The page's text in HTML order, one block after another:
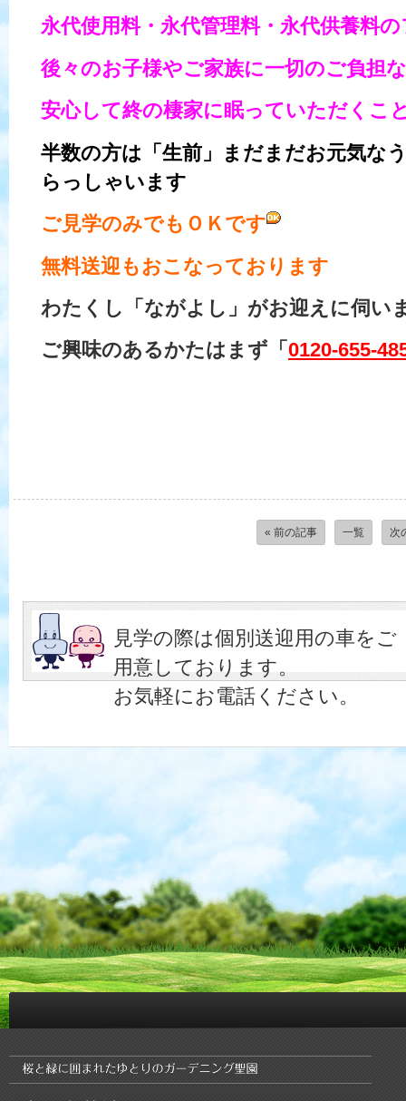
永代使用料・永代管理料・永代供養料
後々のお子様やご家族に一切のご負担
安心して終の棲家に眠っていただくこ
半数の方は「生前」まだまだお元気な
らっしゃいます
ご見学のみでもＯＫです
無料送迎もおこなっております
わたくし「ながよし」がお迎えに伺い
ご興味のあるかたはまず「 0120-655-
« 前の記事 一覧 次
見学の際は個別送迎用の車をご
用意しております。
お気軽にお電話ください。